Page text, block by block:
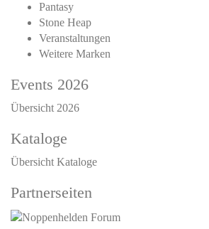
Pantasy
Stone Heap
Veranstaltungen
Weitere Marken
Events 2026
Übersicht 2026
Kataloge
Übersicht Kataloge
Partnerseiten